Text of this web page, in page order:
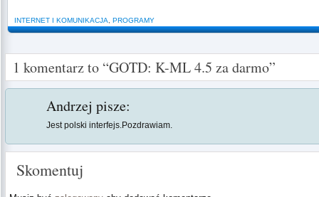
INTERNET I KOMUNIKACJA PROGRAMY
1 komentarz to “GOTD: K-ML 4.5 za darmo”
Andrzej pisze:
Jest polski interfejs.Pozdrawiam.
Skomentuj